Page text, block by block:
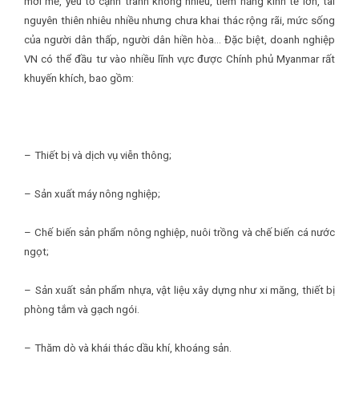
nguyên thiên nhiêu nhiều nhưng chưa khai thác rộng rãi, mức sống
của người dân thấp, người dân hiền hòa… Đặc biệt, doanh nghiệp
VN có thể đầu tư vào nhiều lĩnh vực được Chính phủ Myanmar rất
khuyến khích, bao gồm:
– Thiết bị và dịch vụ viễn thông;
– Sản xuất máy nông nghiệp;
– Chế biến sản phẩm nông nghiệp, nuôi trồng và chế biến cá nước
ngọt;
– Sản xuất sản phẩm nhựa, vật liệu xây dựng như xi măng, thiết bị
phòng tắm và gạch ngói.
– Thăm dò và khái thác dầu khí, khoáng sản.